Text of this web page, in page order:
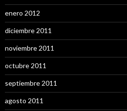
enero 2012
diciembre 2011
noviembre 2011
octubre 2011
septiembre 2011
agosto 2011